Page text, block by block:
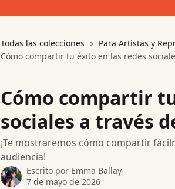
Todas las colecciones Para Artistas y
Cómo compartir tu éxito en las redes
Cómo compartir
sociales a través
¡Te mostraremos cómo compartir
audiencia!
Escrito por Emma Ballay
7 de mayo de 2026